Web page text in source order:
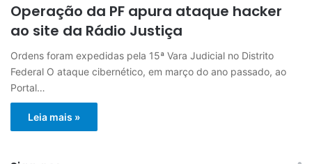
Operação da PF apura ataque hacker
ao site da Rádio Justiça
Ordens foram expedidas pela 15ª Vara Judicial no Distrito
Federal O ataque cibernético, em março do ano passado, ao
Portal…
Leia mais »